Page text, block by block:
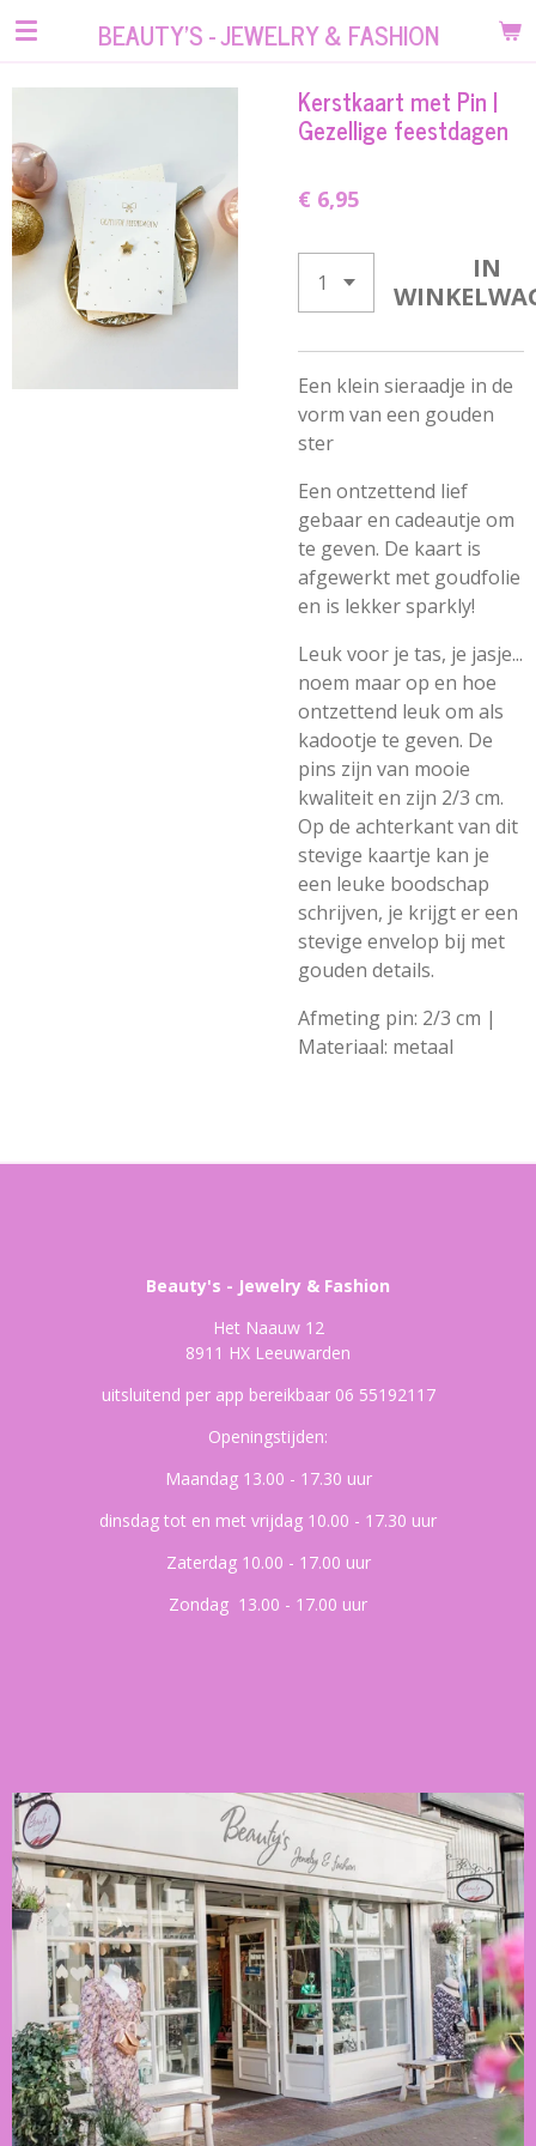
Ga
hoofdinhoud
BEAUTY'S - JEWELRY & FASHION
Kerstkaart met Pin |
Gezellige feestdagen
€ 6,95
IN
Een klein sieraadje in de
vorm van een gouden
ster
Een ontzettend lief
gebaar en cadeautje om
te geven. De kaart is
afgewerkt met goudfolie
en is lekker sparkly!
Leuk voor je tas, je jasje...
noem maar op en hoe
ontzettend leuk om als
kadootje te geven. De
pins zijn van mooie
kwaliteit en zijn 2/3 cm.
Op de achterkant van dit
stevige kaartje kan je
een leuke boodschap
schrijven, je krijgt er een
stevige envelop bij met
gouden details.
Afmeting pin: 2/3 cm |
Materiaal: metaal
Beauty's - Jewelry & Fashion
Het Naauw 12
8911 HX Leeuwarden
uitsluitend per app bereikbaar 06 55192117
Openingstijden:
Maandag 13.00 - 17.30 uur
dinsdag tot en met vrijdag 10.00 - 17.30 uur
Zaterdag 10.00 - 17.00 uur
Zondag 13.00 - 17.00 uur